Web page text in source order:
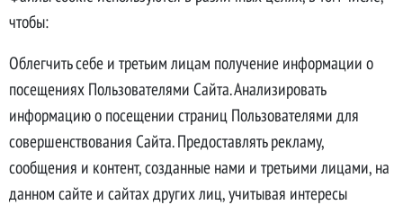
чтобы:
Облегчить себе и третьим лицам получение информации о
посещениях Пользователями Сайта. Анализировать
информацию о посещении страниц Пользователями для
совершенствования Сайта. Предоставлять рекламу,
сообщения и контент, созданные нами и третьими лицами, на
данном сайте и сайтах других лиц, учитывая интересы